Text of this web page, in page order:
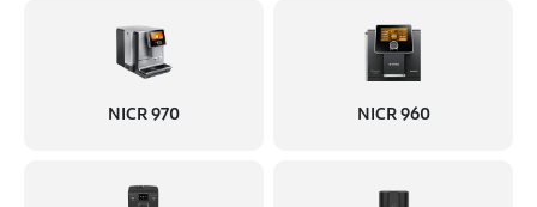
NICR 970 NICR 960